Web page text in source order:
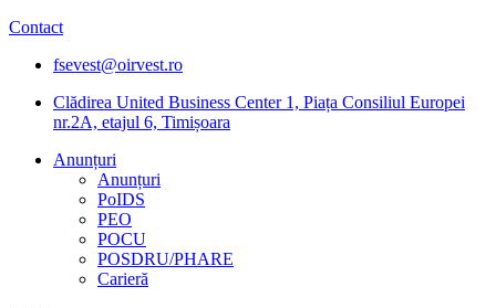
Contact
fsevest@oirvest.ro
Clădirea United Business Center 1, Piața Consiliul Europei
nr.2A, etajul 6, Timișoara
Anunțuri
Anunțuri
PoIDS
PEO
POCU
POSDRU/PHARE
Carieră